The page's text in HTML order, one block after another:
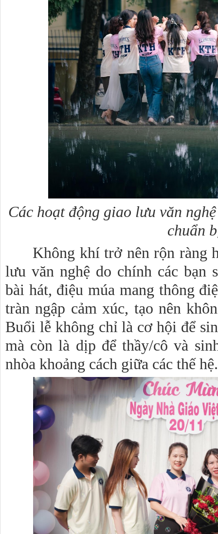
Các hoạt động giao lưu văn
chuẩn
Không khí trở nên rộn ràng
lưu văn nghệ do chính các bạn
bài hát, điệu múa mang thông
tràn ngập cảm xúc, tạo nên
Buổi lễ không chỉ là cơ hội để
mà còn là dịp để thầy/cô và
nhòa khoảng cách giữa các thế hệ.